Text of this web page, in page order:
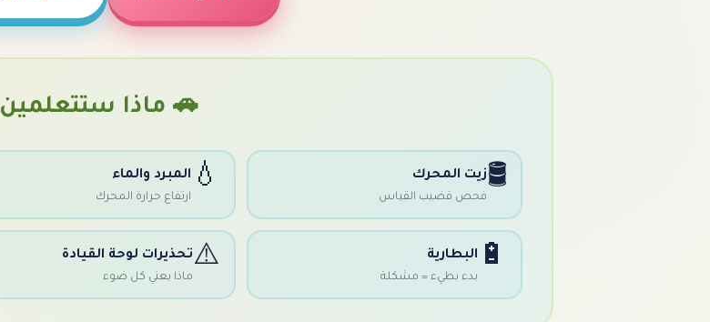
🚗 ماذا ستتعلمين
🛢️زيت المحرك
فحص قضيب القياس
💧 المبرد والماء
ارتفاع حرارة المحرك
🔋 البطارية
بدء بطيء = مشكلة
⚠️تحذيرات لوحة القيادة
ماذا يعني كل ضوء